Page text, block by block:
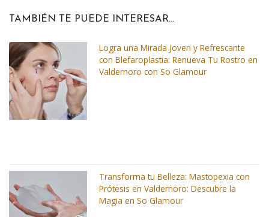
TAMBIÉN TE PUEDE INTERESAR...
Logra una Mirada Joven y Refrescante
con Blefaroplastia: Renueva Tu Rostro en
Valdemoro con So Glamour
Transforma tu Belleza: Mastopexia con
Prótesis en Valdemoro: Descubre la
Magia en So Glamour